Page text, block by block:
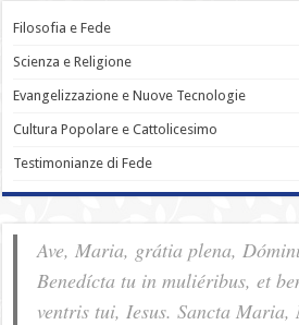
Filosofia e Fede
Scienza e Religione
Evangelizzazione e Nuove Tecnologie
Cultura Popolare e Cattolicesimo
Testimonianze di Fede
Ave, Maria, grátia plena,
Benedícta tu in muliéribus, et
ventris tui, Iesus. Sancta